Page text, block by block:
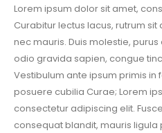
Lorem ipsum dolor sit amet,
Curabitur lectus lacus, rutrum
nec mauris. Duis molestie,
odio gravida sapien, congue
Vestibulum ante ipsum primis in
posuere cubilia Curae; Lorem
consectetur adipiscing elit.
consequat blandit, mauris ligula